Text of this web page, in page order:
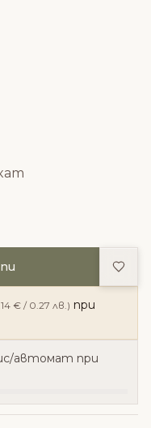
€ / 0.27 лв.) при
автомат при